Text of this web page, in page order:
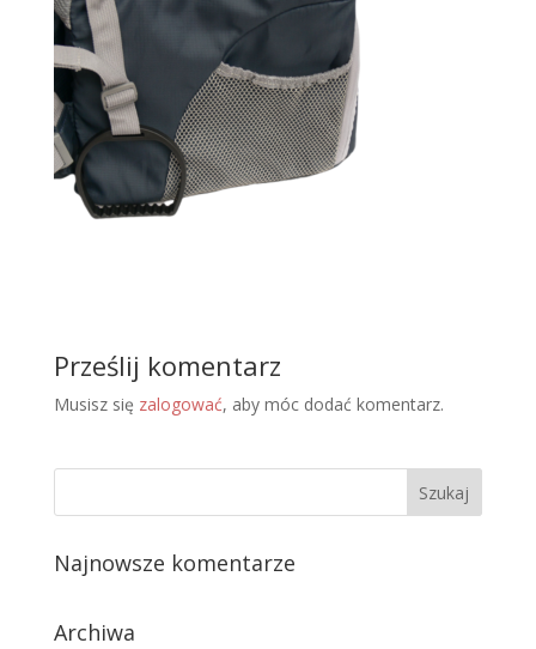
Prześlij komentarz
Musisz się zalogować, aby móc dodać komentarz.
Najnowsze komentarze
Archiwa